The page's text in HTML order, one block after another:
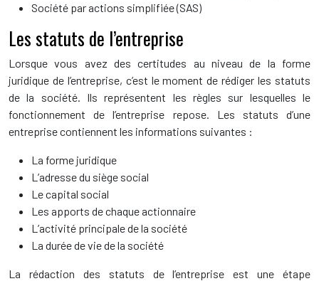
Société par actions simplifiée (SAS)
Les statuts de l’entreprise
Lorsque vous avez des certitudes au niveau de la forme
juridique de l’entreprise, c’est le moment de rédiger les statuts
de la société. Ils représentent les règles sur lesquelles le
fonctionnement de l’entreprise repose. Les statuts d’une
entreprise contiennent les informations suivantes :
La forme juridique
L’adresse du siège social
Le capital social
Les apports de chaque actionnaire
L’activité principale de la société
La durée de vie de la société
La rédaction des statuts de l’entreprise est une étape